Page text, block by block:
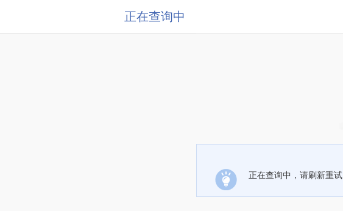
正在查询中
正在查询中，请刷新重试